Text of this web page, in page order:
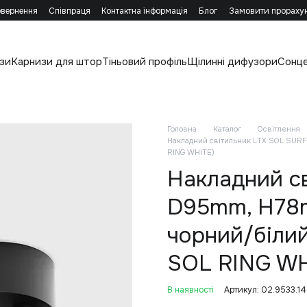
Співпраця Контактна інформація Блог Замовити
Карнизи для шторТіньовий профільЩілинні дифузори
Головна Каталог Освітлення
Накладний світильник LTX SOL
RING WHITE)
Накладний
D95mm,
чорний/
SOL RING
В наявності Артикул: